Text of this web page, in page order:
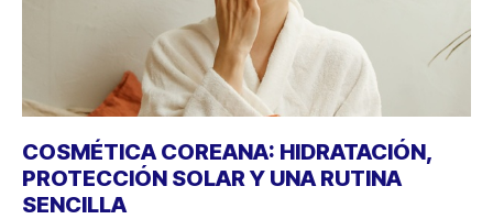
COSMÉTICA COREANA: HIDRATACIÓN,
PROTECCIÓN SOLAR Y UNA RUTINA
SENCILLA